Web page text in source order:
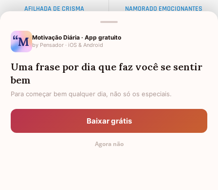
AFILHADA DE CRISMA NAMORADO EMOCIONANTES
EX-SOGRO
AFILHADO PARA MADRINHA AMIGO OLORIDO
FRASES PARA AMIGA EVANGÉLICA 34 ANOS
Motivação Diária · App gratuito
by Pensador · iOS & Android
Uma frase por dia que faz você se sentir
bem
Para começar bem qualquer dia, não só os especiais.
Baixar grátis
Agora não